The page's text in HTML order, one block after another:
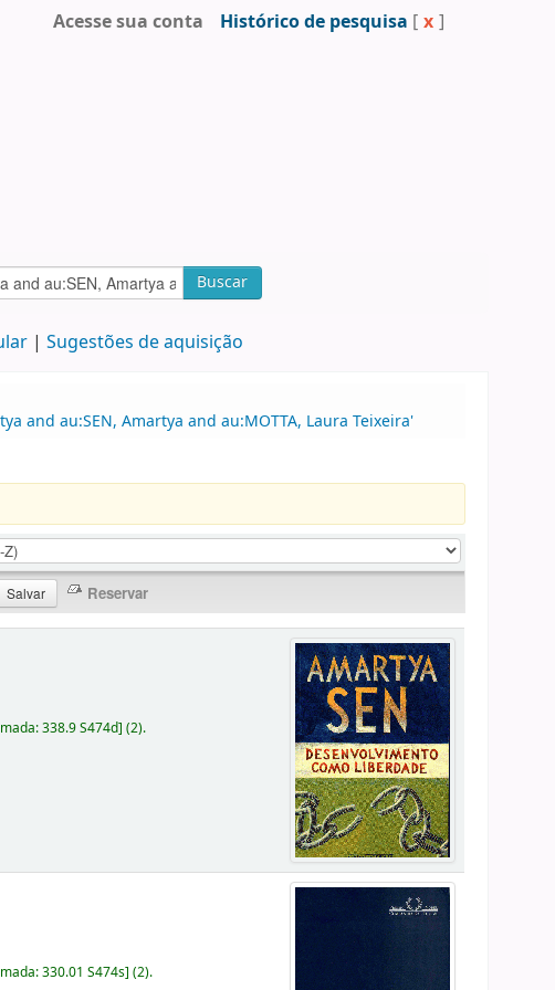
Acesse sua conta Histórico de pesquisa [ x ]
Buscar
Sugestões de aquisição
and au:SEN, Amartya and au:MOTTA, Laura Teixeira'
338.9 S474d](2).
330.01 S474s](2).